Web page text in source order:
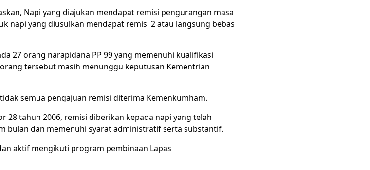
Napi yang diajukan mendapat remisi pengurangan masa
napi yang diusulkan mendapat remisi 2 atau langsung bebas
27 orang narapidana PP 99 yang memenuhi kualifikasi
tersebut masih menunggu keputusan Kementrian
semua pengajuan remisi diterima Kemenkumham.
28 tahun 2006, remisi diberikan kepada napi yang telah
bulan dan memenuhi syarat administratif serta substantif.
aktif mengikuti program pembinaan Lapas